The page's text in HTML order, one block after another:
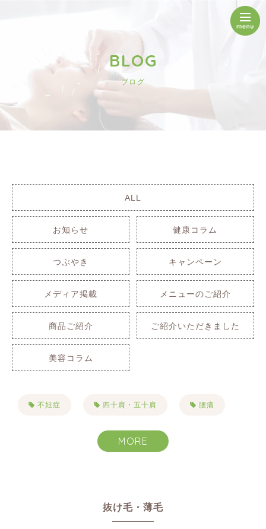
BLOG
ブログ
ALL
お知らせ 健康コラム
つぶやき キャンペーン
メディア掲載 メニューのご紹介
商品ご紹介 ご紹介いただきました
美容コラム
不妊症 四十肩・五十肩 腰痛
自律神経失調症
目まい・耳鳴り・難聴
MORE
抜け毛・薄毛